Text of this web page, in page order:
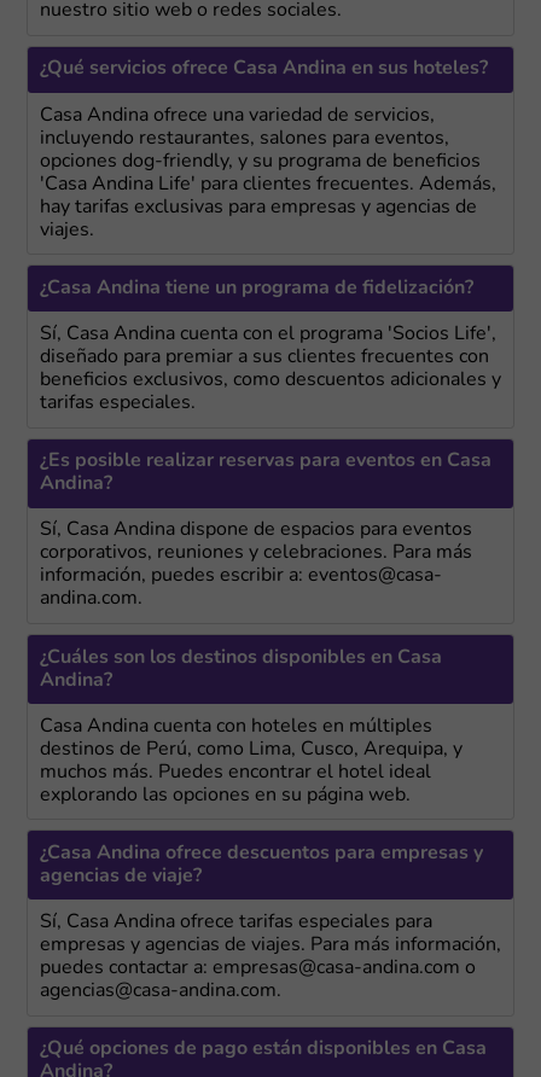
nuestro sitio web o redes sociales.
¿Qué servicios ofrece Casa Andina en sus hoteles?
Casa Andina ofrece una variedad de servicios,
incluyendo restaurantes, salones para eventos,
opciones dog-friendly, y su programa de beneficios
'Casa Andina Life' para clientes frecuentes. Además,
hay tarifas exclusivas para empresas y agencias de
viajes.
¿Casa Andina tiene un programa de fidelización?
Sí, Casa Andina cuenta con el programa 'Socios Life',
diseñado para premiar a sus clientes frecuentes con
beneficios exclusivos, como descuentos adicionales y
tarifas especiales.
¿Es posible realizar reservas para eventos en Casa
Andina?
Sí, Casa Andina dispone de espacios para eventos
corporativos, reuniones y celebraciones. Para más
información, puedes escribir a: eventos@casa-
andina.com.
¿Cuáles son los destinos disponibles en Casa
Andina?
Casa Andina cuenta con hoteles en múltiples
destinos de Perú, como Lima, Cusco, Arequipa, y
muchos más. Puedes encontrar el hotel ideal
explorando las opciones en su página web.
¿Casa Andina ofrece descuentos para empresas y
agencias de viaje?
Sí, Casa Andina ofrece tarifas especiales para
empresas y agencias de viajes. Para más información,
puedes contactar a: empresas@casa-andina.com o
agencias@casa-andina.com.
¿Qué opciones de pago están disponibles en Casa
Andina?